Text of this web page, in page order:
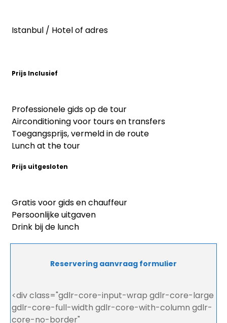
Istanbul / Hotel of adres
Prijs Inclusief
Professionele gids op de tour
Airconditioning voor tours en transfers
Toegangsprijs, vermeld in de route
Lunch at the tour
Prijs uitgesloten
Gratis voor gids en chauffeur
Persoonlijke uitgaven
Drink bij de lunch
Reservering aanvraag formulier
<div class="gdlr-core-input-wrap gdlr-core-large
gdlr-core-full-width gdlr-core-with-column gdlr-
core-no-border"